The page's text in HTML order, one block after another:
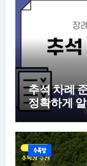
추석 차례
정확하게
수목장